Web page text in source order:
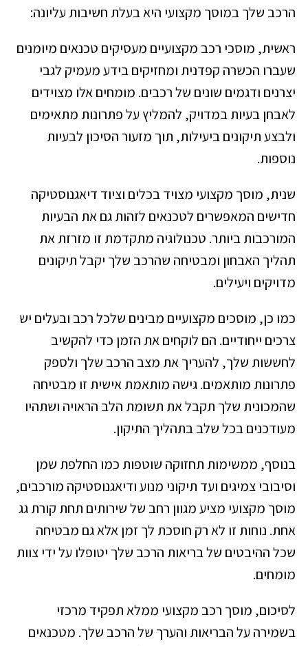
הרכב שלך במוסך מקצועי היא בעלת חשיבות עליונה:
ראשית, מוסכי רכב מקצועיים מעסיקים טכנאים מיומנים
שעברו הכשרה קפדנית ומחזיקים בידע מעמיק לגבי
יצרנים ודגמים שונים של רכבים. מומחים אלו מצוידים
לאבחן בעיות במדויק, להמליץ על פתרונות מתאימים
ולבצע תיקונים ביעילות, תוך מזעור הסיכון לבעיות
נוספות.
שנית, מוסך מקצועי מצויד בכלים וציוד דיאגנוסטיקה
חדישים המאפשרים לטכנאים לזהות גם את הבעיות
המורכבות ביותר. טכנולוגיה מתקדמת זו מזרזת את
תהליך האבחון ומבטיחה שהרכב שלך יקבל תיקונים
מדויקים ויעילים.
כמו כן, מוסכים מקצועיים מבינים שלכל רכב ובעלים יש
צרכים ייחודיים. הם לוקחים את הזמן כדי להקשיב
לחששות שלך, להעריך את מצב הרכב שלך ולספק
פתרונות מותאמים. גישה מותאמת אישית זו מבטיחה
שהמכונית שלך תקבל את תשומת הלב הראויה ושתהיו
מעודכנים בכל שלב בתהליך התיקון.
בנוסף, ממשימות תחזוקה שוטפות כמו החלפת שמן
וסיבובי צמיגים ועד תיקוני מנוע ודיאגנוסטיקה מורכבים,
מוסך מקצועי מציע מגוון רחב של שירותים תחת קורת גג
אחת. נוחות זו לא רק חוסכת לך זמן אלא גם מבטיחה
שכל ההיבטים של בריאות הרכב שלך יטופלו על ידי צוות
מומחים.
לסיכום, מוסך רכב מקצועי ממלא תפקיד מרכזי
בשמירה על הבריאות והערך של הרכב שלך. מטכנאים